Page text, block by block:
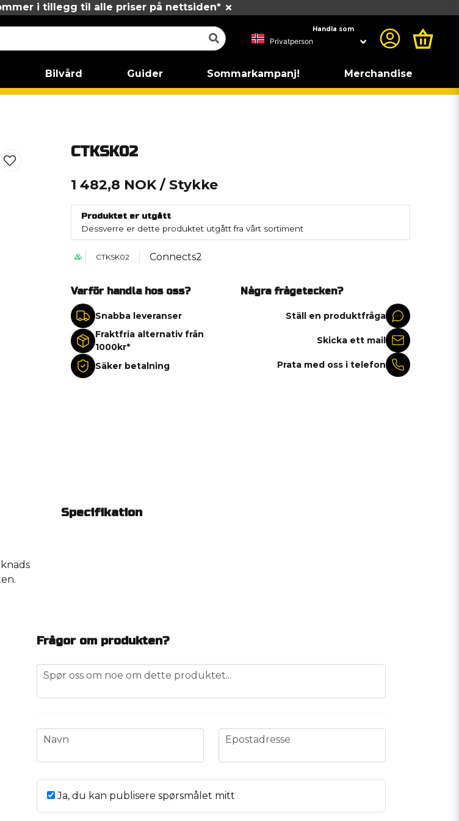
i tillegg til alle priser på nettsiden*
Handla som
Bilvård Guider Sommarkampanj! Merchandise
CTKSK02
1 482,8 NOK / Stykke
Produktet er utgått
Dessverre er dette produktet utgått fra vårt sortiment
CTKSK02 Connects2
Varför handla hos oss?
Snabba leveranser
Fraktfria alternativ från
1000kr*
Säker betalning
Några frågetecken?
Ställ en produktfråga
Skicka ett mail
Prata med oss i telefon
Specifikation
Frågor om produkten?
question
Spør oss om noe om dette produktet...
name
Navn email
Epostadresse
Ja, du kan publisere spørsmålet mitt